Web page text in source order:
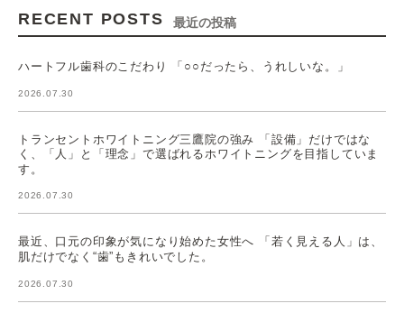
RECENT POSTS 最近の投稿
ハートフル歯科のこだわり 「○○だったら、うれしいな。」
2026.07.30
トランセントホワイトニング三鷹院の強み 「設備」だけではな
く、「人」と「理念」で選ばれるホワイトニングを目指していま
す。
2026.07.30
最近、口元の印象が気になり始めた女性へ 「若く見える人」は、
肌だけでなく“歯”もきれいでした。
2026.07.30